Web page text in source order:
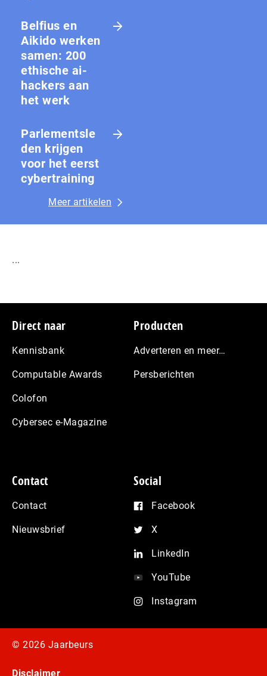
Belfius en
Aikido werken
samen: 200
ethische ai-
hackers aan
het werk
Parlementsle
den krijgen
voor het eerst
cybertraining
Meer artikelen
...
Footer
Direct naar
Kennisbank
Computable Awards
Colofon
Cybersec e-Magazine
Producten
Adverteren en meer…
Persberichten
Contact
Contact
Nieuwsbrief
Social
Facebook
X
LinkedIn
YouTube
Instagram
© 2026 Jaarbeurs
Disclaimer